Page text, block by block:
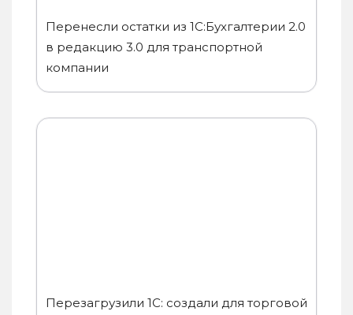
Перенесли остатки из 1С:Бухгалтерии 2.0
в редакцию 3.0 для транспортной
компании
Перезагрузили 1С: создали для торговой